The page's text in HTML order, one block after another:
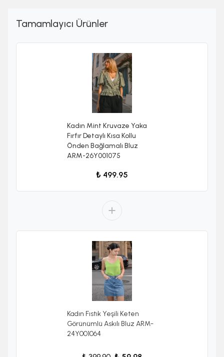
Tamamlayıcı Ürünler
Kadın Mint Kruvaze Yaka
Fırfır Detaylı Kısa Kollu
Önden Bağlamalı Bluz
ARM-26Y001075
₺ 499.95
Kadın Fıstık Yeşili Keten
Görünümlü Askılı Bluz ARM-
24Y001064